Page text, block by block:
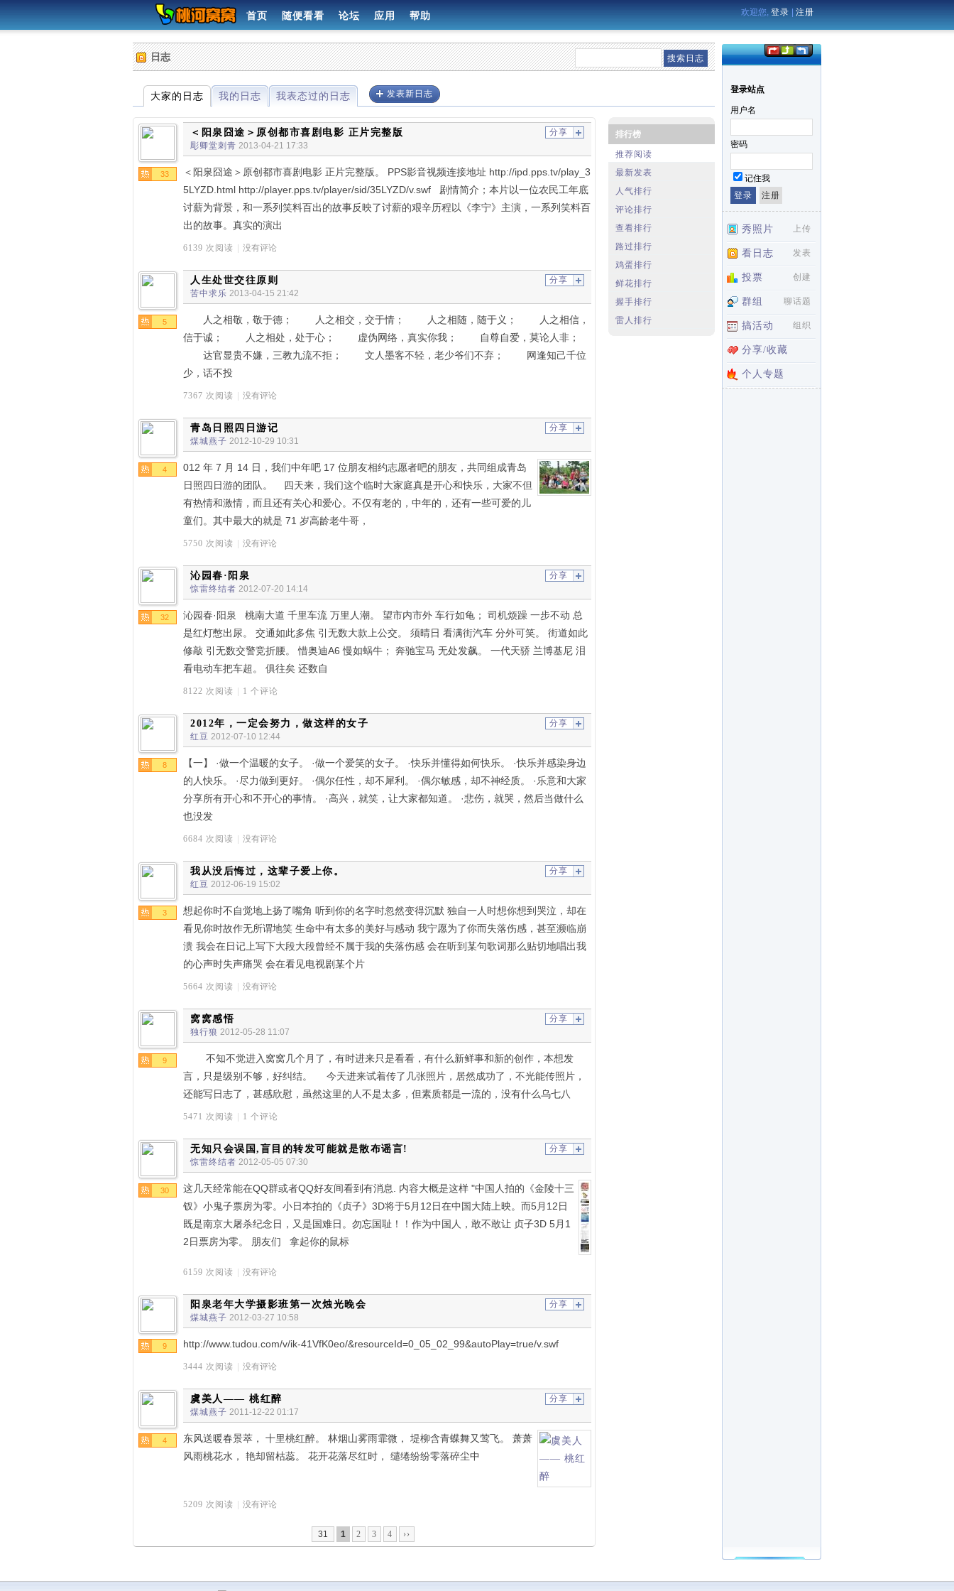
首页 随便看看 论坛 应用 帮助 欢迎您, 登录 注册
日志
大家的日志 我的日志 我表态过的日志 发表新日志
33
分享
＜阳泉囧途＞原创都市喜剧电影 正片完整版
彫卿堂刺青 2013-04-21 17:33
＜阳泉囧途＞原创都市喜剧电影 正片完整版。 PPS影音视频连接地址 http://ipd.pps.tv/play_3
5LYZD.html http://player.pps.tv/player/sid/35LYZD/v.swf 剧情简介；本片以一位农民工年底
讨薪为背景，和一系列笑料百出的故事反映了讨薪的艰辛历程以《李宁》主演，一系列笑料百
出的故事。真实的演出
6139 次阅读 没有评论
5
分享
人生处世交往原则
苦中求乐 2013-04-15 21:42
人之相敬，敬于德； 人之相交，交于情； 人之相随，随于义； 人之相信，
信于诚； 人之相处，处于心； 虚伪网络，真实你我； 自尊自爱，莫论人非；
达官显贵不嫌，三教九流不拒； 文人墨客不轻，老少爷们不弃； 网逢知己千位
少，话不投
7367 次阅读 没有评论
4
分享
青岛日照四日游记
煤城燕子 2012-10-29 10:31
012 年 7 月 14 日，我们中年吧 17 位朋友相约志愿者吧的朋友，共同组成青岛
日照四日游的团队。 四天来，我们这个临时大家庭真是开心和快乐，大家不但
有热情和激情，而且还有关心和爱心。不仅有老的，中年的，还有一些可爱的儿
童们。其中最大的就是 71 岁高龄老牛哥，
5750 次阅读 没有评论
32
分享
沁园春·阳泉
惊雷终结者 2012-07-20 14:14
沁园春·阳泉 桃南大道 千里车流 万里人潮。 望市内市外 车行如龟； 司机烦躁 一步不动 总
是红灯憋出尿。 交通如此多焦 引无数大款上公交。 须晴日 看满街汽车 分外可笑。 街道如此
修敲 引无数交警竞折腰。 惜奥迪A6 慢如蜗牛； 奔驰宝马 无处发飙。 一代天骄 兰博基尼 泪
看电动车把车超。 俱往矣 还数自
8122 次阅读 1 个评论
8
分享
2012年，一定会努力，做这样的女子
红豆 2012-07-10 12:44
【一】 ·做一个温暖的女子。 ·做一个爱笑的女子。 ·快乐并懂得如何快乐。 ·快乐并感染身边
的人快乐。 ·尽力做到更好。 ·偶尔任性，却不犀利。 ·偶尔敏感，却不神经质。 ·乐意和大家
分享所有开心和不开心的事情。 ·高兴，就笑，让大家都知道。 ·悲伤，就哭，然后当做什么
也没发
6684 次阅读 没有评论
3
分享
我从没后悔过，这辈子爱上你。
红豆 2012-06-19 15:02
想起你时不自觉地上扬了嘴角 听到你的名字时忽然变得沉默 独自一人时想你想到哭泣，却在
看见你时故作无所谓地笑 生命中有太多的美好与感动 我宁愿为了你而失落伤感，甚至濒临崩
溃 我会在日记上写下大段大段曾经不属于我的失落伤感 会在听到某句歌词那么贴切地唱出我
的心声时失声痛哭 会在看见电视剧某个片
5664 次阅读 没有评论
9
分享
窝窝感悟
独行狼 2012-05-28 11:07
不知不觉进入窝窝几个月了，有时进来只是看看，有什么新鲜事和新的创作，本想发
言，只是级别不够，好纠结。 今天进来试着传了几张照片，居然成功了，不光能传照片，
还能写日志了，甚感欣慰，虽然这里的人不是太多，但素质都是一流的，没有什么乌七八
5471 次阅读 1 个评论
30
分享
无知只会误国,盲目的转发可能就是散布谣言!
惊雷终结者 2012-05-05 07:30
这几天经常能在QQ群或者QQ好友间看到有消息. 内容大概是这样 "中国人拍的《金陵十三
钗》小鬼子票房为零。小日本拍的《贞子》3D将于5月12日在中国大陆上映。而5月12日
既是南京大屠杀纪念日，又是国难日。勿忘国耻！！作为中国人，敢不敢让 贞子3D 5月1
2日票房为零。 朋友们 拿起你的鼠标
6159 次阅读 没有评论
9
分享
阳泉老年大学摄影班第一次烛光晚会
煤城燕子 2012-03-27 10:58
http://www.tudou.com/v/ik-41VfK0eo/&resourceId=0_05_02_99&autoPlay=true/v.swf
3444 次阅读 没有评论
4
分享
虞美人—— 桃红醉
煤城燕子 2011-12-22 01:17
东风送暖春景萃， 十里桃红醉。 林烟山雾雨霏微， 堤柳含青蝶舞又莺飞。 萧萧
风雨桃花水， 艳却留枯蕊。 花开花落尽红时， 缱绻纷纷零落碎尘中
5209 次阅读 没有评论
31 1 2 3 4 ››
排行榜
推荐阅读
最新发表
人气排行
评论排行
查看排行
路过排行
鸡蛋排行
鲜花排行
握手排行
雷人排行
登录站点
用户名
密码
记住我
秀照片 上传
看日志 发表
投票 创建
群组 聊话题
搞活动 组织
分享/收藏
个人专题